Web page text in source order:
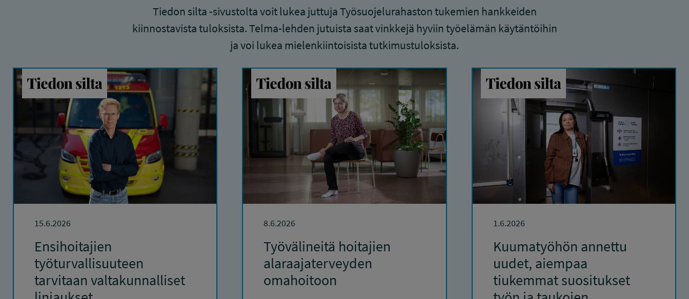
Tiedon silta -sivustolta voit lukea juttuja Työsuojelurahaston tukemien hankkeiden
kiinnostavista tuloksista. Telma-lehden jutuista saat vinkkejä hyviin työelämän käytäntöihin
ja voi lukea mielenkiintoisista tutkimustuloksista.
15.6.2026
Ensihoitajien
työturvallisuuteen
tarvitaan valtakunnalliset
8.6.2026
Työvälineitä hoitajien
alaraajaterveyden
omahoitoon
1.6.2026
Kuumatyöhön annettu
uudet, aiempaa
tiukemmat suositukset